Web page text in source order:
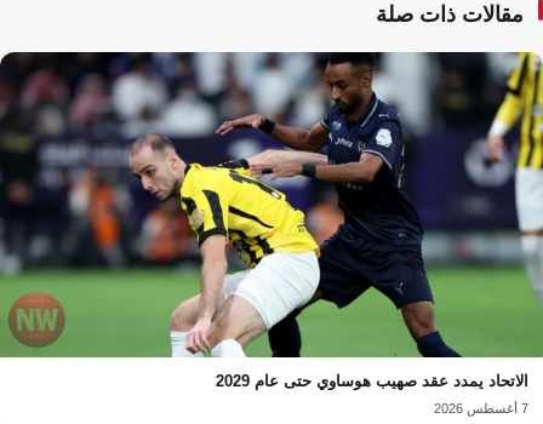
مقالات ذات صلة
الاتحاد يمدد عقد صهيب هوساوي حتى عام 2029
7 أغسطس 2026